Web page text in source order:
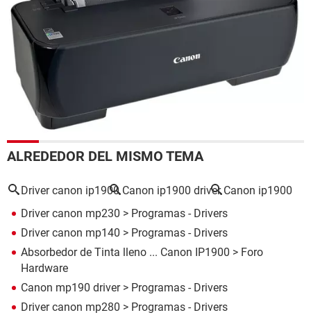
ALREDEDOR DEL MISMO TEMA
Driver canon ip1900 Canon ip1900 driver Canon ip1900
Driver canon mp230 > Programas - Drivers
Driver canon mp140 > Programas - Drivers
Absorbedor de Tinta lleno ... Canon IP1900 > Foro
Hardware
Canon mp190 driver> Programas - Drivers
Driver canon mp280 > Programas - Drivers